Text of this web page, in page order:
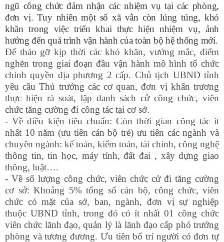
ngũ công chức đảm nhận các nhiệm vụ tại các phòng,
đơn vị. Tuy nhiên một số xã vẫn còn lúng túng, khó
khăn trong việc triển khai thực hiện nhiệm vụ, ảnh
hưởng đến quá trình vận hành của toàn bộ hệ thống mới.
Để tháo gỡ kịp thời các khó khăn, vướng mắc, điểm
nghẽn trong giai đoạn đầu vận hành mô hình tổ chức
chính quyền địa phương 2 cấp. Chủ tịch UBND tỉnh
yêu cầu Thủ trưởng các cơ quan, đơn vị khẩn trương
thực hiện rà soát, lập danh sách cử công chức, viên
chức tăng cường đi công tác tại cơ sở.
- Về điều kiện tiêu chuẩn: Còn thời gian công tác ít
nhất 10 năm (ưu tiên cán bộ trẻ) ưu tiên các ngành và
chuyên ngành: kế toán, kiểm toán, tài chính, công nghệ
thông tin, tin học, máy tính, đất đai , xây dựng giao
thông, luật….
- Về số lượng công chức, viên chức cử đi tăng cường
cơ sở: Khoảng 5% tổng số cán bộ, công chức, viên
chức có mặt của sở, ban, ngành, đơn vị sự nghiệp
thuộc UBND tỉnh, trong đó có ít nhất 01 công chức
viên chức lãnh đạo, quản lý là lãnh đạo cấp phó trưởng
phòng và tương đương. Ưu tiên bố trí người có đơn tự